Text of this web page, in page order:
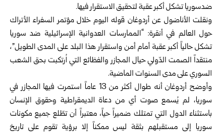
ضدسورياتشكل أكبر عقبة لتحقيق الاستقرار فيها.
ونقلت الأناضول عن أردوغان قوله اليوم خلال مؤتمر السفراء الأتراك
حول العالم في أنقرة: “الممارسات العدوانية الإسرائيلية ضد سوريا
تشكل حالياً أكبر عقبة أمام أمن واستقرار هذا البلد على المدى الطويل”،
منتقداً الصمت الدّولي حيال المجازر والفظائع التي اُرتكبت بحق الشعب
السوري على مدى السنوات الماضية.
وأوضح أردوغان أنه طوال أكثر من 13 عاماً استمرت فيها المجازر في
سوريا، لم يُسمع صوت أي من دعاة الديمقراطية وحقوق الإنسان
باستثناء الدول التي تمتلك ضميراً حياً، معتبراً أن تطّلع جميع مكونات
سوريا إلى مستقبلهم بثقة ليس ممكناً إلا برؤية تقوم على تاريخ